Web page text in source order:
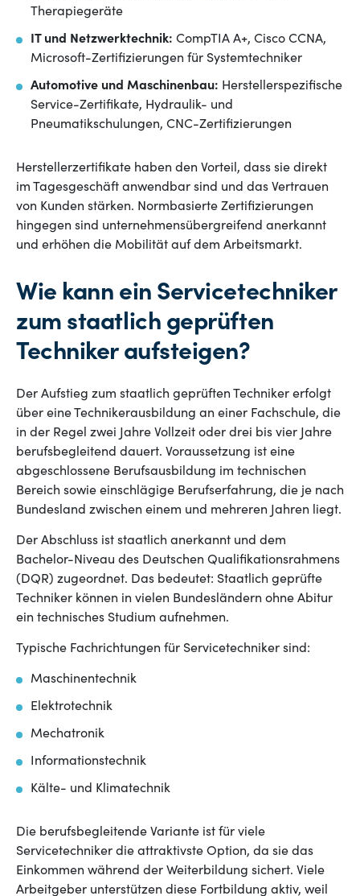
Therapiegeräte
IT und Netzwerktechnik: CompTIA A+, Cisco CCNA,
Microsoft-Zertifizierungen für Systemtechniker
Automotive und Maschinenbau: Herstellerspezifische
Service-Zertifikate, Hydraulik- und
Pneumatikschulungen, CNC-Zertifizierungen
Herstellerzertifikate haben den Vorteil, dass sie direkt
im Tagesgeschäft anwendbar sind und das Vertrauen
von Kunden stärken. Normbasierte Zertifizierungen
hingegen sind unternehmensübergreifend anerkannt
und erhöhen die Mobilität auf dem Arbeitsmarkt.
Wie kann ein Servicetechniker
zum staatlich geprüften
Techniker aufsteigen?
Der Aufstieg zum staatlich geprüften Techniker erfolgt
über eine Technikerausbildung an einer Fachschule, die
in der Regel zwei Jahre Vollzeit oder drei bis vier Jahre
berufsbegleitend dauert. Voraussetzung ist eine
abgeschlossene Berufsausbildung im technischen
Bereich sowie einschlägige Berufserfahrung, die je nach
Bundesland zwischen einem und mehreren Jahren liegt.
Der Abschluss ist staatlich anerkannt und dem
Bachelor-Niveau des Deutschen Qualifikationsrahmens
(DQR) zugeordnet. Das bedeutet: Staatlich geprüfte
Techniker können in vielen Bundesländern ohne Abitur
ein technisches Studium aufnehmen.
Typische Fachrichtungen für Servicetechniker sind:
Maschinentechnik
Elektrotechnik
Mechatronik
Informationstechnik
Kälte- und Klimatechnik
Die berufsbegleitende Variante ist für viele
Servicetechniker die attraktivste Option, da sie das
Einkommen während der Weiterbildung sichert. Viele
Arbeitgeber unterstützen diese Fortbildung aktiv, weil